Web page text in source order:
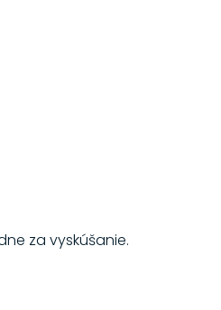
za vyskúšanie.